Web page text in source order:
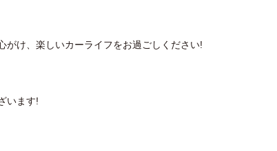
がけ、楽しいカーライフをお過ごしください!
います!